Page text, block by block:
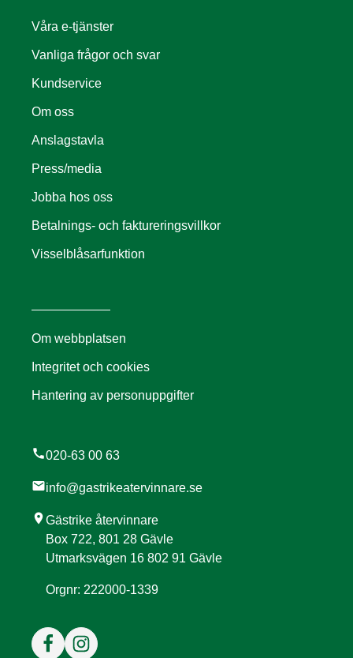
Våra e-tjänster
Vanliga frågor och svar
Kundservice
Om oss
Anslagstavla
Press/media
Jobba hos oss
Betalnings- och faktureringsvillkor
Visselblåsarfunktion
Om webbplatsen
Integritet och cookies
Hantering av personuppgifter
call020-63 00 63
mailinfo@gastrikeatervinnare.se
location_onGästrike återvinnare
Box 722, 801 28 Gävle
Utmarksvägen 16 802 91 Gävle
Orgnr: 222000-1339